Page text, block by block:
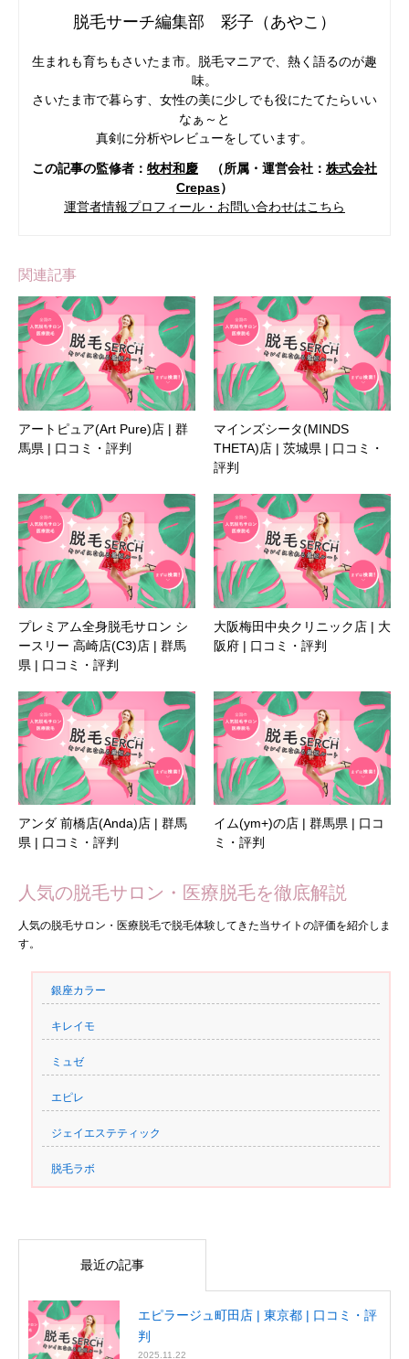
脱毛サーチ編集部 彩子（あやこ）
生まれも育ちもさいたま市。脱毛マニアで、熱く語るのが趣
味。
さいたま市で暮らす、女性の美に少しでも役にたてたらいい
なぁ～と
真剣に分析やレビューをしています。
この記事の監修者： 牧村和慶 （所属・運営会社： 株式会社
Crepas）
運営者情報プロフィール・お問い合わせはこちら
関連記事
アートピュア(Art Pure)店 | 群
馬県 | 口コミ・評判
マインズシータ(MINDS
THETA)店 | 茨城県 | 口コミ・
評判
プレミアム全身脱毛サロン シ
ースリー 高崎店(C3)店 | 群馬
県 | 口コミ・評判
大阪梅田中央クリニック店 | 大
阪府 | 口コミ・評判
アンダ 前橋店(Anda)店 | 群馬
県 | 口コミ・評判
イム(ym+)の店 | 群馬県 | 口コ
ミ・評判
人気の脱毛サロン・医療脱毛を徹底解説
人気の脱毛サロン・医療脱毛で脱毛体験してきた当サイトの評価を紹介しま
す。
銀座カラー
キレイモ
ミュゼ
エピレ
ジェイエステティック
脱毛ラボ
最近の記事
エピラージュ町田店 | 東京都 | 口コミ・評
判
2025.11.22